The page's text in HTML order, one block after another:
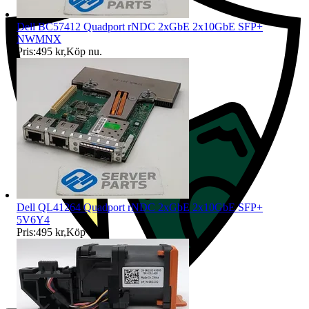
Dell BC57412 Quadport rNDC 2xGbE 2x10GbE SFP+
NWMNX
Pris:495 kr,Köp nu.
Dell QL41264 Quadport rNDC 2xGbE 2x10GbE SFP+
5V6Y4
Pris:495 kr,Köp nu